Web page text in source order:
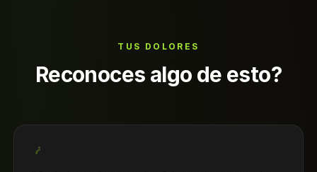
TUS DOLORES
Reconoces algo de esto?